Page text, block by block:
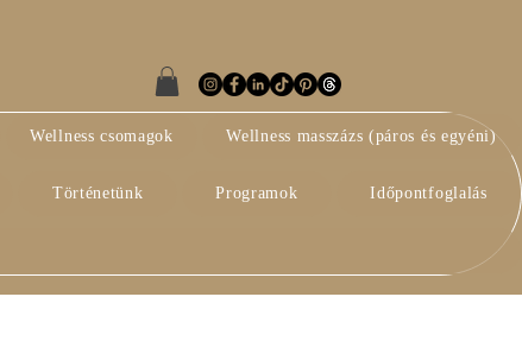
Wellness csomagok Wellness masszázs (páros és egyéni)
Történetünk Programok Időpontfoglalás